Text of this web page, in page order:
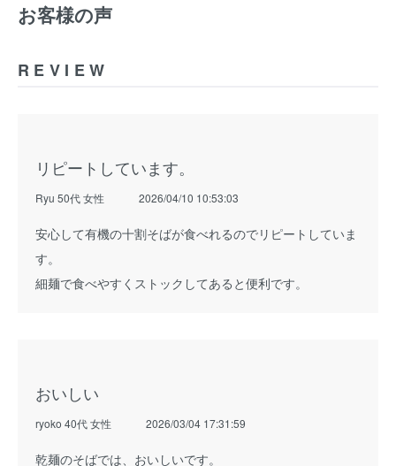
お客様の声
REVIEW
リピートしています。
Ryu 50代 女性 2026/04/10 10:53:03
安心して有機の十割そばが食べれるのでリピートしていま
す。
細麺で食べやすくストックしてあると便利です。
おいしい
ryoko 40代 女性 2026/03/04 17:31:59
乾麺のそばでは、おいしいです。